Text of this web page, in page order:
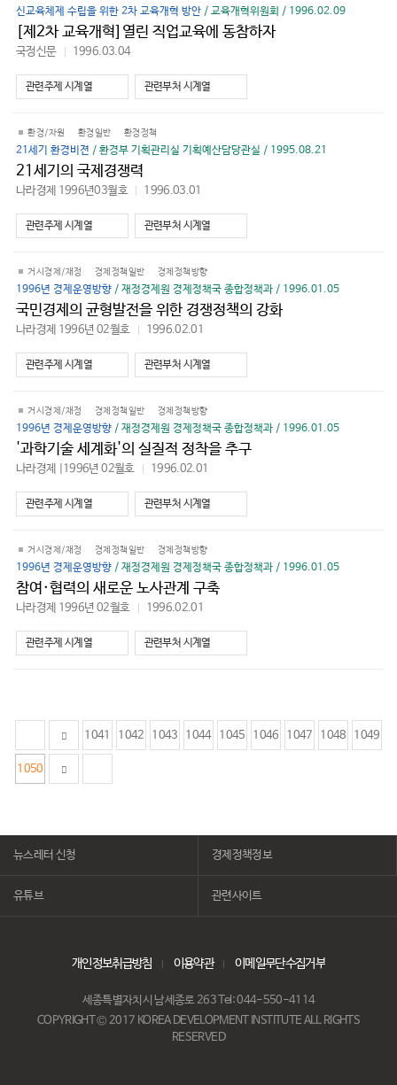
신교육체제 수립을 위한 2차 교육개혁 방안 / 교육개혁위원회 / 1996.02.09
[제2차 교육개혁]열린 직업교육에 동참하자
국정신문 1996.03.04
가
기
관련주제 시계열 관련부처 시계열
환경/자원 환경일반 환경정책
21세기 환경비젼 / 환경부 기획관리실 기획예산담당관실 / 1995.08.21
21세기의 국제경쟁력
나라경제 1996년03월호 1996.03.01
기
관련주제 시계열 관련부처 시계열
거시경제/재정 경제정책일반 경제정책방향
1996년 경제운영방향 / 재정경제원 경제정책국 종합정책과 / 1996.01.05
국민경제의 균형발전을 위한 경쟁정책의 강화
나라경제 1996년 02월호 1996.02.01
기
관련주제 시계열 관련부처 시계열
거시경제/재정 경제정책일반 경제정책방향
1996년 경제운영방향 / 재정경제원 경제정책국 종합정책과 / 1996.01.05
'과학기술 세계화'의 실질적 정착을 추구
나라경제 |1996년 02월호 1996.02.01
기
관련주제 시계열 관련부처 시계열
거시경제/재정 경제정책일반 경제정책방향
1996년 경제운영방향 / 재정경제원 경제정책국 종합정책과 / 1996.01.05
참여·협력의 새로운 노사관계 구축
나라경제 1996년 02월호 1996.02.01
기
관련주제 시계열 관련부처 시계열
1041 1042 1043 1044 1045 1046 1047 1048 1049
1050
뉴스레터 신청 경제정책정보
유튜브 관련사이트
개인정보취급방침 이용약관 이메일무단수집거부
세종특별자치시 남세종로 263 Tel: 044-550-4114
COPYRIGHT © 2017 KOREA DEVELOPMENT INSTITUTE ALL RIGHTS
RESERVED